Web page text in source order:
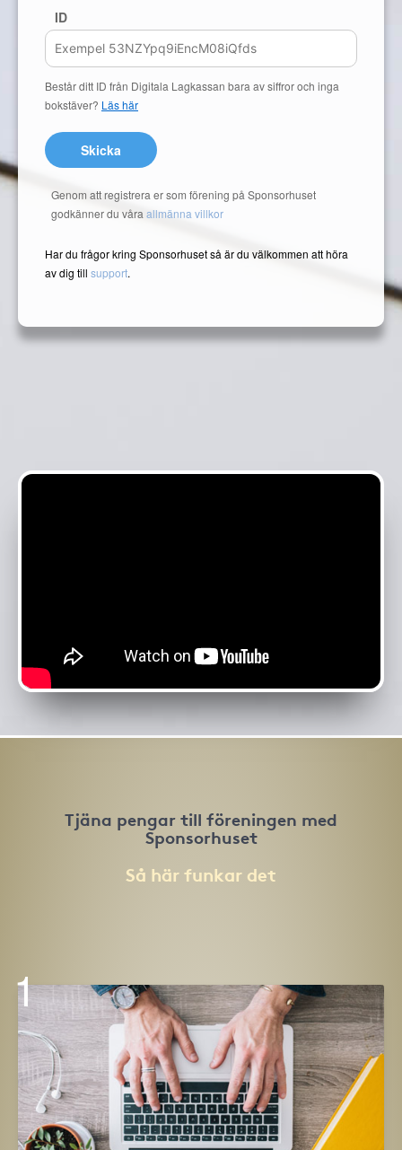
ID
Består ditt ID från Digitala Lagkassan bara av siffror och inga
bokstäver? Läs här
Skicka
Genom att registrera er som förening på Sponsorhuset
godkänner du våra allmänna villkor
Har du frågor kring Sponsorhuset så är du välkommen att höra
av dig till support.
Tjäna pengar till föreningen med
Sponsorhuset
Så här funkar det
1